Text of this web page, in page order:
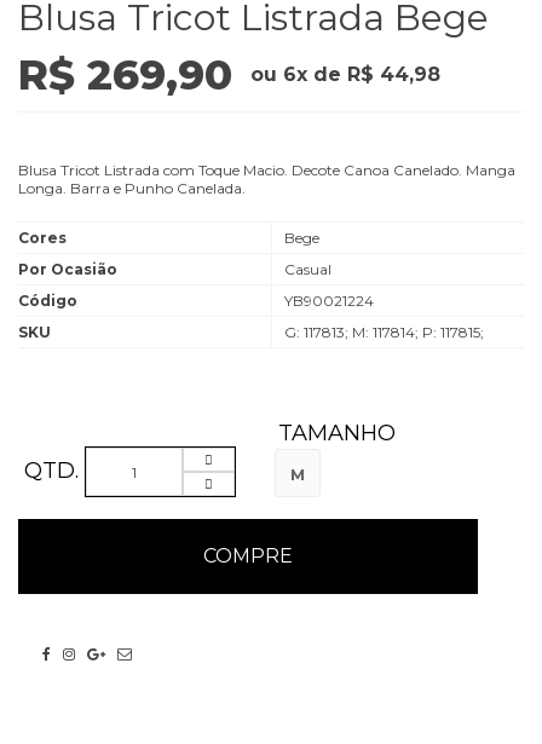
Blusa Tricot Listrada Bege
R$ 269,90 ou 6x de R$ 44,98
Blusa Tricot Listrada com Toque Macio. Decote Canoa Canelado. Manga
Longa. Barra e Punho Canelada.
Cores
Bege
Por Ocasião
Casual
Código
YB90021224
SKU
G: 117813; M: 117814; P: 117815;
QTD.
TAMANHO
M